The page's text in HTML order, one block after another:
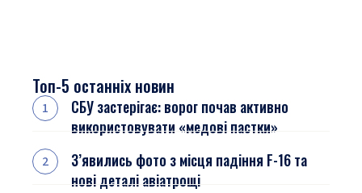
Топ-5 останніх новин
СБУ застерігає: ворог почав активно
використовувати «медові пастки»
З’явились фото з місця падіння F-16 та
нові деталі авіатрощі